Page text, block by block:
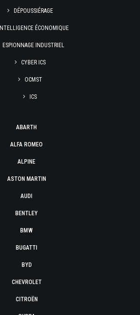
DÉPOUSSIÉRAGE
INTELLIGENCE ÉCONOMIQUE
ESPIONNAGE INDUSTRIEL
CYBER ICS
OCMST
ICS
ABARTH
ALFA ROMEO
ALPINE
ASTON MARTIN
AUDI
BENTLEY
BMW
BUGATTI
BYD
CHEVROLET
CITROËN